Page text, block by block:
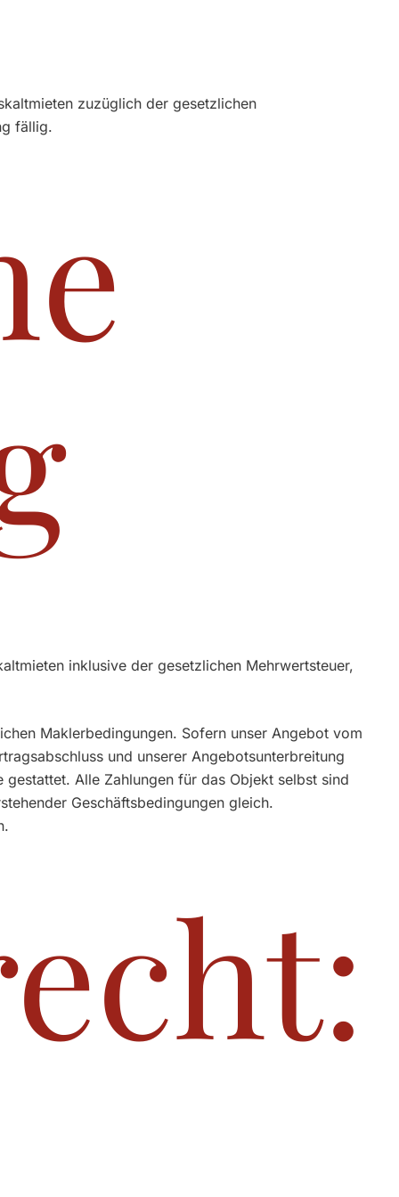
zuzüglich der gesetzlichen
fällig.
inklusive der gesetzlichen Mehrwertsteuer,
Maklerbedingungen. Sofern unser Angebot vom
und unserer Angebotsunterbreitung
Alle Zahlungen für das Objekt selbst sind
Geschäftsbedingungen gleich.